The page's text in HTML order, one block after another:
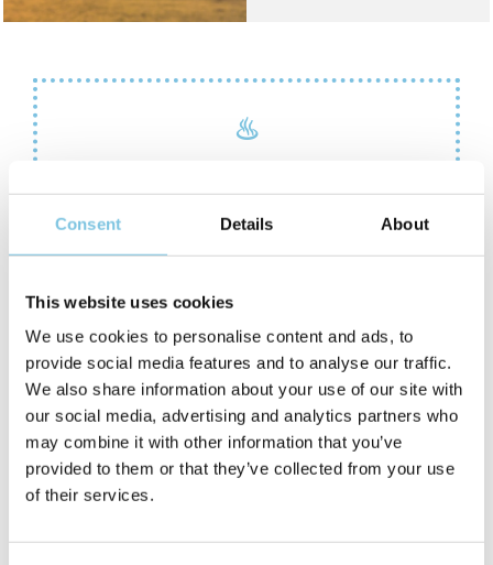
Consent Details About
This website uses cookies
We use cookies to personalise content and ads, to
provide social media features and to analyse our traffic.
We also share information about your use of our site with
our social media, advertising and analytics partners who
may combine it with other information that you’ve
provided to them or that they’ve collected from your use
of their services.
♨
Ежедневный вход в оздоровительный центр
распоряжении
1 ваучер на сумму € 20,00 на косметические
процедуры
MINIBAR в номере с ежедневным запасом
безалкогольных напитков
Вино на разлив в ресторане во время
приема пищи
Всего за25 €с человека в день